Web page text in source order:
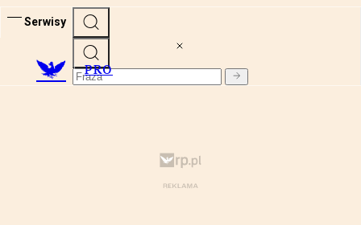
Serwisy
PRO